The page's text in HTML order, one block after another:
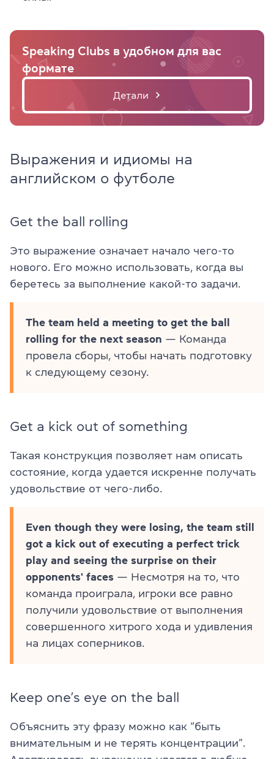
Speaking Clubs в удобном для вас
формате
Детали
Выражения и идиомы на
английском о футболе
Get the ball rolling
Это выражение означает начало чего-то
нового. Его можно использовать, когда вы
беретесь за выполнение какой-то задачи.
The team held a meeting to get the ball
rolling for the next season — Команда
провела сборы, чтобы начать подготовку
к следующему сезону.
Get a kick out of something
Такая конструкция позволяет нам описать
состояние, когда удается искренне получать
удовольствие от чего-либо.
Even though they were losing, the team still
got a kick out of executing a perfect trick
play and seeing the surprise on their
opponents' faces — Несмотря на то, что
команда проиграла, игроки все равно
получили удовольствие от выполнения
совершенного хитрого хода и удивления
на лицах соперников.
Keep one’s eye on the ball
Объяснить эту фразу можно как “быть
внимательным и не терять концентрации”.